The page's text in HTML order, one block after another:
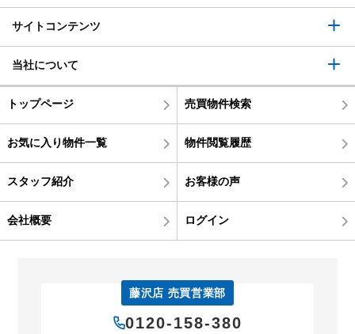
サイトコンテンツ
当社について
トップページ 売買物件検索
お気に入り物件一覧 物件閲覧履歴
スタッフ紹介 お客様の声
会社概要 ログイン
藤沢店 売買営業部
0120-158-380